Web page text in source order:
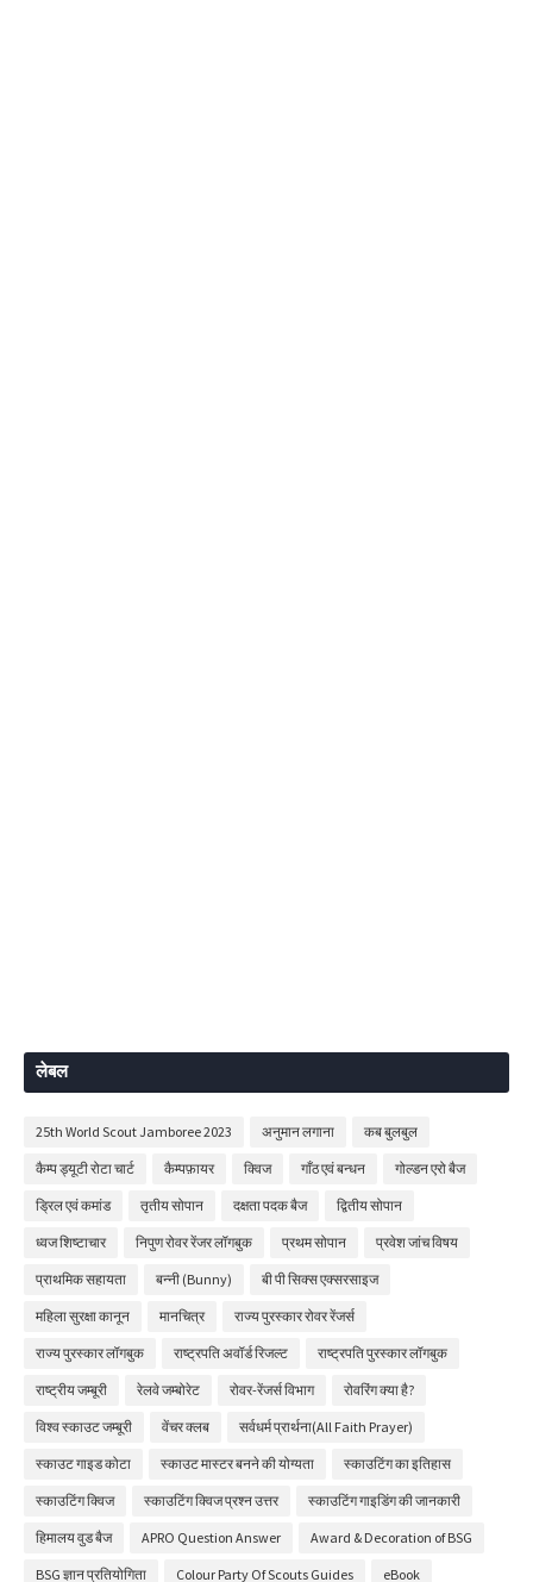
लेबल
25th World Scout Jamboree 2023 अनुमान लगाना कब बुलबुल
कैम्प ड्यूटी रोटा चार्ट कैम्पफ़ायर क्विज गाँठ एवं बन्धन गोल्डन एरो बैज
ड्रिल एवं कमांड तृतीय सोपान दक्षता पदक बैज द्वितीय सोपान
ध्वज शिष्टाचार निपुण रोवर रेंजर लॉगबुक प्रथम सोपान प्रवेश जांच विषय
प्राथमिक सहायता बन्नी (Bunny) बी पी सिक्स एक्सरसाइज
महिला सुरक्षा कानून मानचित्र राज्य पुरस्कार रोवर रेंजर्स
राज्य पुरस्कार लॉगबुक राष्ट्रपति अवॉर्ड रिजल्ट राष्ट्रपति पुरस्कार लॉगबुक
राष्ट्रीय जम्बूरी रेलवे जम्बोरेट रोवर-रेंजर्स विभाग रोवरिंग क्या है?
विश्व स्काउट जम्बूरी वेंचर क्लब सर्वधर्म प्रार्थना(All Faith Prayer)
स्काउट गाइड कोटा स्काउट मास्टर बनने की योग्यता स्काउटिंग का इतिहास
स्काउटिंग क्विज स्काउटिंग क्विज प्रश्न उत्तर स्काउटिंग गाइडिंग की जानकारी
हिमालय वुड बैज APRO Question Answer Award & Decoration of BSG
BSG ज्ञान प्रतियोगिता Colour Party Of Scouts Guides eBook